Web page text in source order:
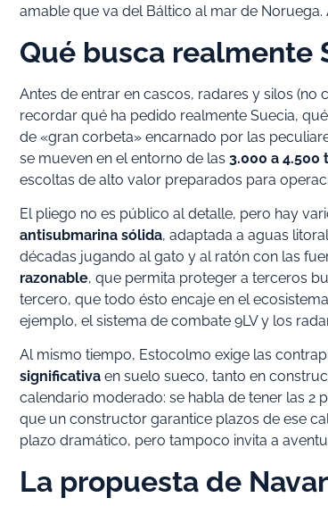
amable que va del Báltico al mar de Noruega.
Qué busca realmente
Antes de entrar en cascos, radares y silos
recordar qué ha pedido realmente Suecia,
de «gran corbeta» encarnado por las
se mueven en el entorno de las 3.000 a 4.500
escoltas de alto valor preparados para
El pliego no es público al detalle, pero hay
antisubmarina sólida, adaptada a aguas
décadas jugando al gato y al ratón con las
razonable, que permita proteger a terceros
tercero, que todo ésto encaje en el
ejemplo, el sistema de combate 9LV y los
Al mismo tiempo, Estocolmo exige las
significativa en suelo sueco, tanto en
calendario moderado: se habla de tener las 2
que un constructor garantice plazos de ese
plazo dramático, pero tampoco invita a
La propuesta de